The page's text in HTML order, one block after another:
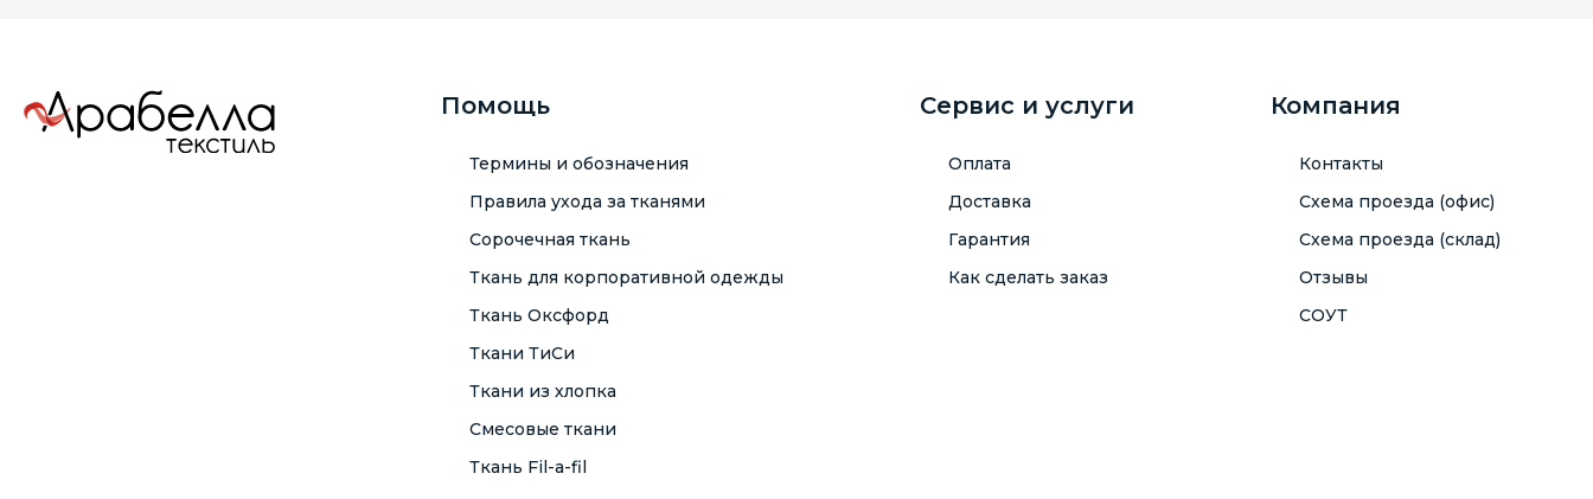
Помощь
Термины и обозначения
Правила ухода за тканями
Сорочечная ткань
Ткань для корпоративной одежды
Ткань Оксфорд
Ткани ТиСи
Ткани из хлопка
Смесовые ткани
Ткань Fil-a-fil
Сервис и услуги
Оплата
Доставка
Гарантия
Как сделать заказ
Компания
Контакты
Схема проезда (офис)
Схема проезда (склад)
Отзывы
СОУТ